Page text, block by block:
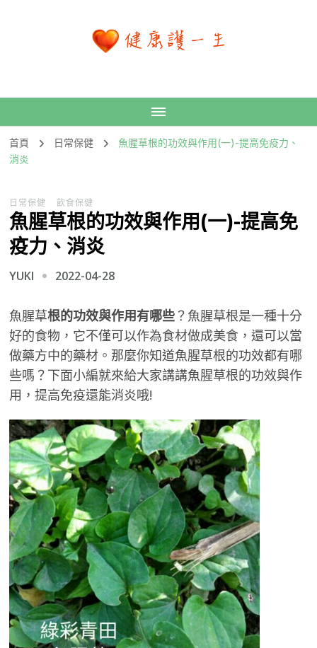
首頁 日常保健
魚腥草根的功效與作用(一)-提高免疫力、
消炎
日常保健 飲食保健
魚腥草根的功效與作用(一)-提高免
疫力、消炎
YUKI 2022-04-28
魚腥草根的功效與作用有哪些？魚腥草根是一種十分
好的食物，它不僅可以作為食材做成美食，還可以當
做藥方中的藥材。那麼你知道魚腥草根的功效都有哪
些嗎？下面小編就來給大家講講魚腥草根的功效與作
用，提高免疫還能消炎哦!